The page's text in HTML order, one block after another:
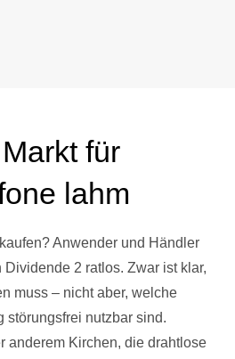
für
lahm
Anwender und Händler
2 ratlos. Zwar ist klar,
muss – nicht aber, welche
störungsfrei nutzbar sind.
anderem Kirchen, die drahtlose